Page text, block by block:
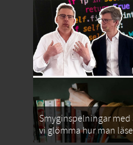
Smyginspelningar med
vi glömma hur man